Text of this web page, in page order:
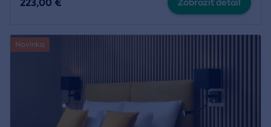
Novinka